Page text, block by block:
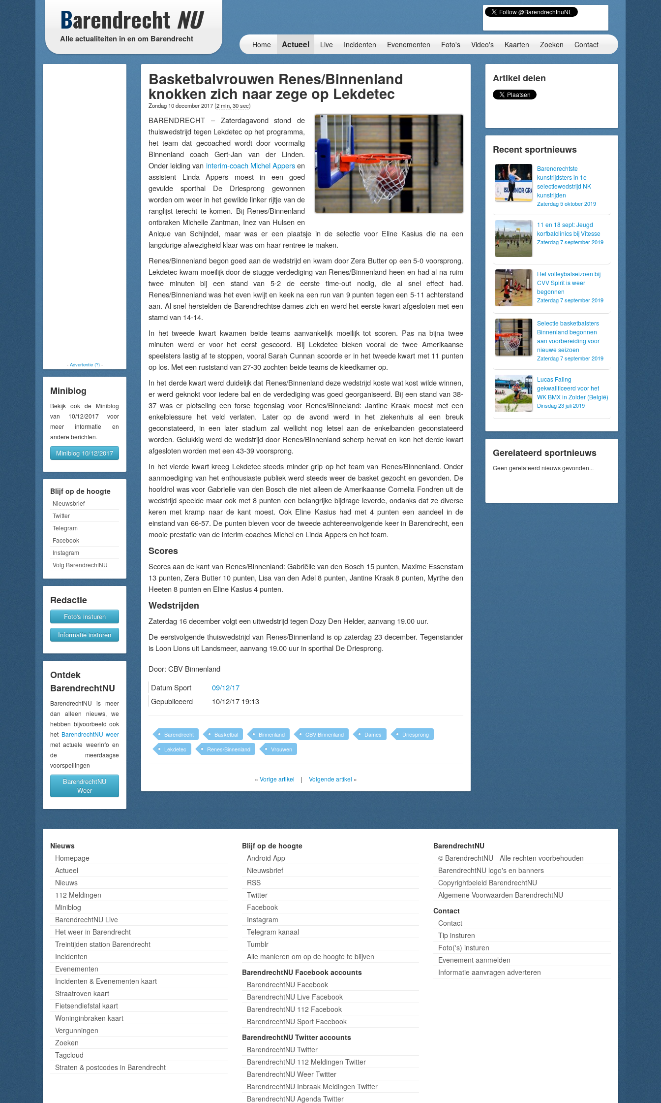
Barendrecht NU
Alle actualiteiten in en om Barendrecht
Home Actueel Live Incidenten Evenementen Foto's Video's Kaarten Zoeken Contact
- Advertentie (?)-
Miniblog
Bekijk ook de Miniblog
van 10/12/2017 voor
meer informatie en
andere berichten.
Miniblog 10/12/2017
Blijf op de hoogte
Nieuwsbrief
Twitter
Telegram
Facebook
Instagram
Volg BarendrechtNU
Redactie
Foto's insturen
Informatie insturen
Ontdek
BarendrechtNU
BarendrechtNU is meer
dan alleen nieuws, we
hebben bijvoorbeeld ook
het BarendrechtNU weer
met actuele weerinfo en
de meerdaagse
voorspellingen
BarendrechtNU
Weer
Basketbalvrouwen Renes/Binnenland
knokken zich naar zege op Lekdetec
Zondag 10 december 2017(2 min, 30 sec)
BARENDRECHT – Zaterdagavond stond de
thuiswedstrijd tegen Lekdetec op het programma,
het team dat gecoached wordt door voormalig
Binnenland coach Gert-Jan van der Linden.
Onder leiding van interim-coach Michel Appersen
assistent Linda Appers moest in een goed
gevulde sporthal De Driesprong gewonnen
worden om weer in het gewilde linker rijtje van de
ranglijst terecht te komen. Bij Renes/Binnenland
ontbraken Michelle Zantman, Inez van Hulsen en
Anique van Schijndel, maar was er een plaatsje in de selectie voor Eline Kasius die na een
langdurige afwezigheid klaar was om haar rentree te maken.
Renes/Binnenland begon goed aan de wedstrijd en kwam door Zera Butter op een 5-0 voorsprong.
Lekdetec kwam moeilijk door de stugge verdediging van Renes/Binnenland heen en had al na ruim
twee minuten bij een stand van 5-2 de eerste time-out nodig, die al snel effect had.
Renes/Binnenland was het even kwijt en keek na een run van 9 punten tegen een 5-11 achterstand
aan. Al snel herstelden de Barendrechtse dames zich en werd het eerste kwart afgesloten met een
stamd van 14-14.
In het tweede kwart kwamen beide teams aanvankelijk moeilijk tot scoren. Pas na bijna twee
minuten werd er voor het eerst gescoord. Bij Lekdetec bleken vooral de twee Amerikaanse
speelsters lastig af te stoppen, vooral Sarah Cunnan scoorde er in het tweede kwart met 11 punten
op los. Met een ruststand van 27-30 zochten beide teams de kleedkamer op.
In het derde kwart werd duidelijk dat Renes/Binnenland deze wedstrijd koste wat kost wilde winnen,
er werd geknokt voor iedere bal en de verdediging was goed georganiseerd. Bij een stand van 38-
37 was er plotseling een forse tegenslag voor Renes/Binneland: Jantine Kraak moest met een
enkelblessure het veld verlaten. Later op de avond werd in het ziekenhuis al een breuk
geconstateerd, in een later stadium zal wellicht nog letsel aan de enkelbanden geconstateerd
worden. Gelukkig werd de wedstrijd door Renes/Binnenland scherp hervat en kon het derde kwart
afgesloten worden met een 43-39 voorsprong.
In het vierde kwart kreeg Lekdetec steeds minder grip op het team van Renes/Binnenland. Onder
aanmoediging van het enthousiaste publiek werd steeds weer de basket gezocht en gevonden. De
hoofdrol was voor Gabrielle van den Bosch die niet alleen de Amerikaanse Cornelia Fondren uit de
wedstrijd speelde maar ook met 8 punten een belangrijke bijdrage leverde, ondanks dat ze diverse
keren met kramp naar de kant moest. Ook Eline Kasius had met 4 punten een aandeel in de
einstand van 66-57. De punten bleven voor de tweede achtereenvolgende keer in Barendrecht, een
mooie prestatie van de interim-coaches Michel en Linda Appers en het team.
Scores
Scores aan de kant van Renes/Binnenland: Gabriëlle van den Bosch 15 punten, Maxime Essenstam
13 punten, Zera Butter 10 punten, Lisa van den Adel 8 punten, Jantine Kraak 8 punten, Myrthe den
Heeten 8 punten en Eline Kasius 4 punten.
Wedstrijden
Zaterdag 16 december volgt een uitwedstrijd tegen Dozy Den Helder, aanvang 19.00 uur.
De eerstvolgende thuiswedstrijd van Renes/Binnenland is op zaterdag 23 december. Tegenstander
is Loon Lions uit Landsmeer, aanvang 19.00 uur in sporthal De Driesprong.
Door: CBV Binnenland
Datum Sport
09/12/17
Gepubliceerd
10/12/17 19:13
Barendrecht Basketbal Binnenland CBV Binnenland Dames
Driesprong
Lekdetec
Renes/Binnenland Vrouwen
« Vorige artikel | Volgende artikel »
Artikel delen
Recent sportnieuws
Barendrechtste
kunstrijdsters in 1e
selectiewedstrijd NK
kunstrijden
Zaterdag 5 oktober 2019
11 en 18 sept: Jeugd
korfbalclinics bij Vitesse
Zaterdag 7 september 2019
Het volleybalseizoen bij
CVV Spirit is weer
begonnen
Zaterdag 7 september 2019
Selectie basketbalsters
Binnenland begonnen
aan voorbereiding voor
nieuwe seizoen
Zaterdag 7 september 2019
Lucas Faling
gekwalificeerd voor het
WK BMX in Zolder (België)
Dinsdag 23 juli 2019
Gerelateerd sportnieuws
Geen gerelateerd nieuws gevonden...
Nieuws
Homepage
Actueel
Nieuws
112 Meldingen
Miniblog
BarendrechtNU Live
Het weer in Barendrecht
Treintijden station Barendrecht
Incidenten
Evenementen
Incidenten & Evenementen kaart
Straatroven kaart
Fietsendiefstal kaart
Woninginbraken kaart
Vergunningen
Zoeken
Tagcloud
Straten & postcodes in Barendrecht
Blijf op de hoogte
Android App
Nieuwsbrief
RSS
Twitter
Facebook
Instagram
Telegram kanaal
Tumblr
Alle manieren om op de hoogte te blijven
BarendrechtNU Facebook accounts
BarendrechtNU Facebook
BarendrechtNU Live Facebook
BarendrechtNU 112 Facebook
BarendrechtNU Sport Facebook
BarendrechtNU Twitter accounts
BarendrechtNU Twitter
BarendrechtNU 112 Meldingen Twitter
BarendrechtNU Weer Twitter
BarendrechtNU Inbraak Meldingen Twitter
BarendrechtNU Agenda Twitter
BarendrechtNU
© BarendrechtNU - Alle rechten voorbehouden
BarendrechtNU logo's en banners
Copyrightbeleid BarendrechtNU
Algemene Voorwaarden BarendrechtNU
Contact
Contact
Tip insturen
Foto('s) insturen
Evenement aanmelden
Informatie aanvragen adverteren